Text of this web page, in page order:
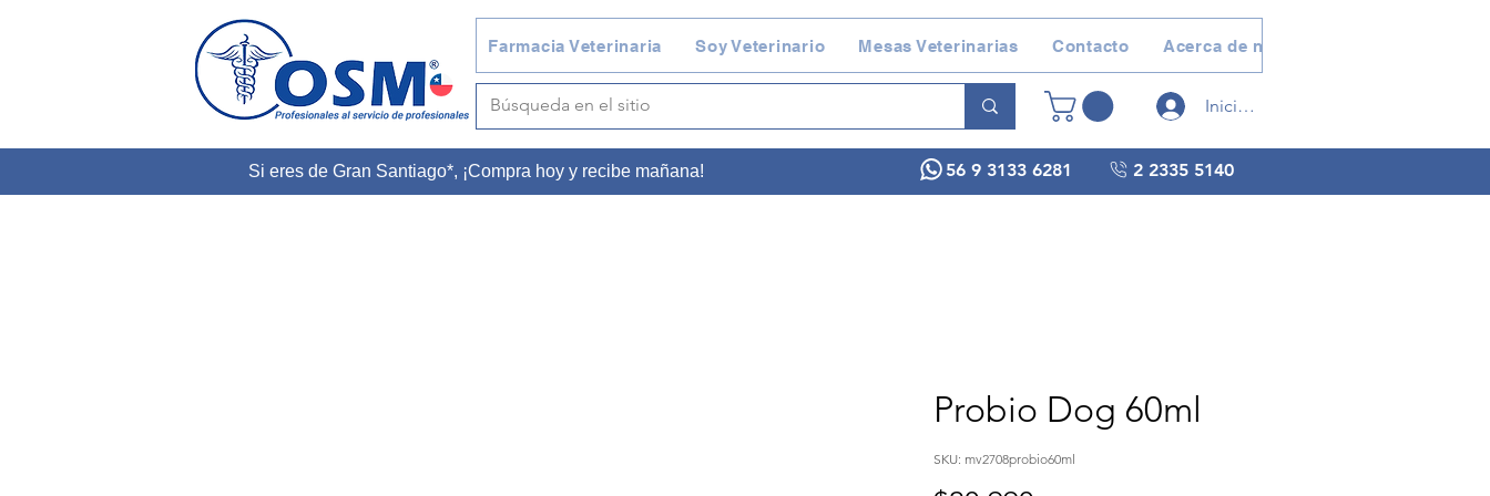
Farmacia Veterinaria Soy Veterinario Mesas Veterinarias Contacto Acerca de nosotros
Iniciar sesión
Si eres de Gran Santiago*, ¡Compra hoy y recibe mañana! 2 2335 5140
56 9 3133 6281
Probio Dog 60ml
SKU: mv2708probio60ml